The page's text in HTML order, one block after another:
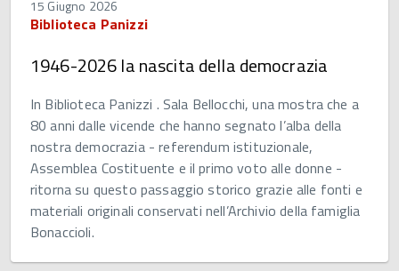
15 Giugno 2026
Biblioteca Panizzi
1946-2026 la nascita della democrazia
In Biblioteca Panizzi . Sala Bellocchi, una mostra che a
80 anni dalle vicende che hanno segnato l’alba della
nostra democrazia - referendum istituzionale,
Assemblea Costituente e il primo voto alle donne -
ritorna su questo passaggio storico grazie alle fonti e
materiali originali conservati nell’Archivio della famiglia
Bonaccioli.